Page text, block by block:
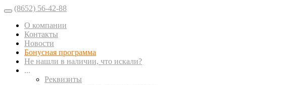
(8652) 56-42-88
О компании
Контакты
Новости
Бонусная программа
Не нашли в наличии, что искали?
...
Реквизиты